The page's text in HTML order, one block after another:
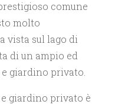
comune
molto
vista sul lago di
di un ampio ed
giardino privato.
giardino privato è